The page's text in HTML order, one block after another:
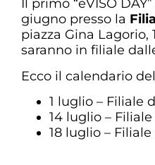
Il primo “eVISO
giugno presso la
piazza Gina Lagorio,
saranno in filiale
Ecco il calendario
1 luglio – Filiale
14 luglio –
18 luglio –